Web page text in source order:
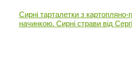
Сирні тарталетки з картопляно-
начинкою. Сирні страви від